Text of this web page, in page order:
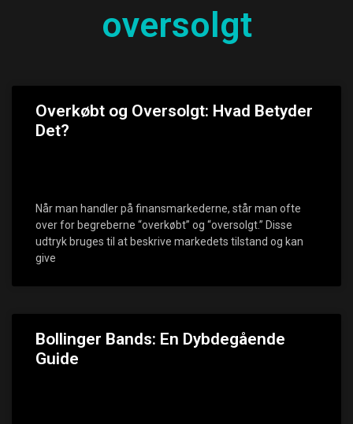
oversolgt
Overkøbt og Oversolgt: Hvad Betyder
Det?
Når man handler på finansmarkederne, står man ofte
over for begreberne “overkøbt” og “oversolgt.” Disse
udtryk bruges til at beskrive markedets tilstand og kan
give
Bollinger Bands: En Dybdegående
Guide